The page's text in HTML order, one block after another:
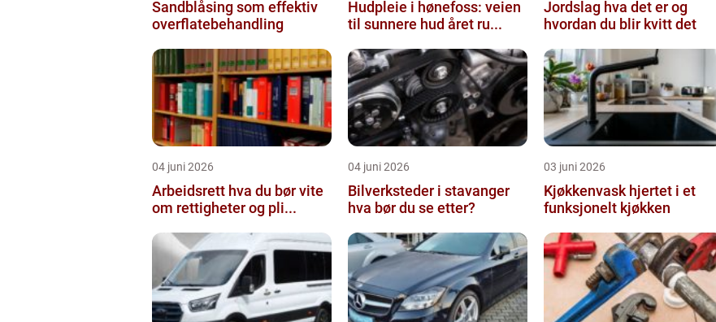
Sandblåsing som effektiv
overflatebehandling
Hudpleie i hønefoss: veien
til sunnere hud året ru...
Jordslag hva det er og
hvordan du blir kvitt det
04 juni 2026
Arbeidsrett hva du bør vite
om rettigheter og pli...
04 juni 2026
Bilverksteder i stavanger
hva bør du se etter?
03 juni 2026
Kjøkkenvask hjertet i et
funksjonelt kjøkken